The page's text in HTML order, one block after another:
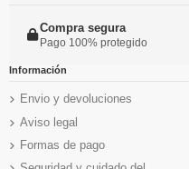
Compra segura
Pago 100% protegido
Información
Envio y devoluciones
Aviso legal
Formas de pago